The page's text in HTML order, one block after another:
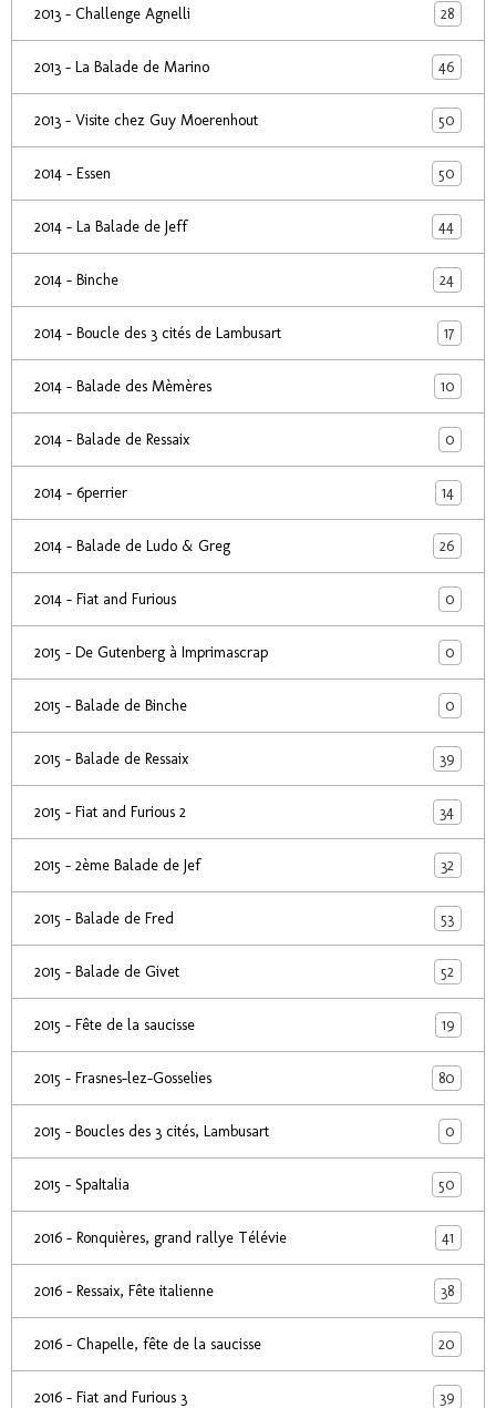
2013 - Challenge Agnelli 28
2013 - La Balade de Marino 46
2013 - Visite chez Guy Moerenhout 50
2014 - Essen 50
2014 - La Balade de Jeff 44
2014 - Binche 24
2014 - Boucle des 3 cités de Lambusart 17
2014 - Balade des Mèmères 10
2014 - Balade de Ressaix 0
2014 - 6perrier 14
2014 - Balade de Ludo & Greg 26
2014 - Fiat and Furious 0
2015 - De Gutenberg à Imprimascrap 0
2015 - Balade de Binche 0
2015 - Balade de Ressaix 39
2015 - Fiat and Furious 2 34
2015 - 2ème Balade de Jef 32
2015 - Balade de Fred 53
2015 - Balade de Givet 52
2015 - Fête de la saucisse 19
2015 - Frasnes-lez-Gosselies 80
2015 - Boucles des 3 cités, Lambusart 0
2015 - SpaItalia 50
2016 - Ronquières, grand rallye Télévie 41
2016 - Ressaix, Fête italienne 38
2016 - Chapelle, fête de la saucisse 20
2016 - Fiat and Furious 3 39